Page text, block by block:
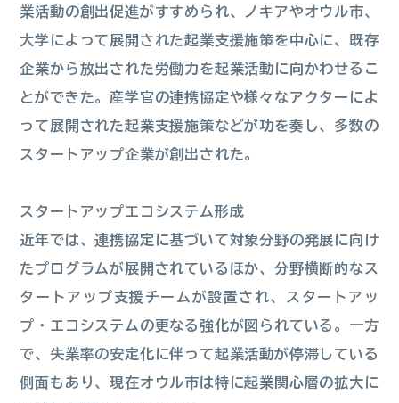
業活動の創出促進がすすめられ、ノキアやオウル市、
大学によって展開された起業支援施策を中心に、既存
企業から放出された労働力を起業活動に向かわせるこ
とができた。産学官の連携協定や様々なアクターによ
って展開された起業支援施策などが功を奏し、多数の
スタートアップ企業が創出された。
スタートアップエコシステム形成
近年では、連携協定に基づいて対象分野の発展に向け
たプログラムが展開されているほか、分野横断的なス
タートアップ支援チームが設置され、スタートアッ
プ・エコシステムの更なる強化が図られている。一方
で、失業率の安定化に伴って起業活動が停滞している
側面もあり、現在オウル市は特に起業関心層の拡大に